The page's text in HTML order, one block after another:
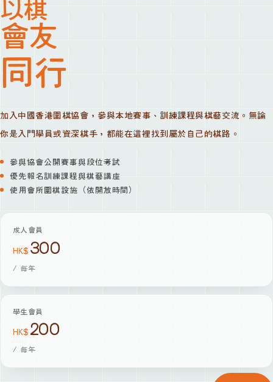
以棋
會友
同行
加入中國香港圍棋協會，參與本地賽事、訓練課程與棋藝交流。無論
你是入門學員或資深棋手，都能在這裡找到屬於自己的棋路。
參與協會公開賽事與段位考試
優先報名訓練課程與棋藝講座
使用會所圍棋設施（依開放時間）
成人會員
HK$ 300
/ 每年
學生會員
HK$ 200
/ 每年